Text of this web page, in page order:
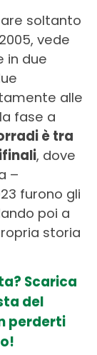
soltanto
vede
in due
alle
fase a
è tra
, dove
–
furono gli
poi a
storia
Scarica
del
perderti